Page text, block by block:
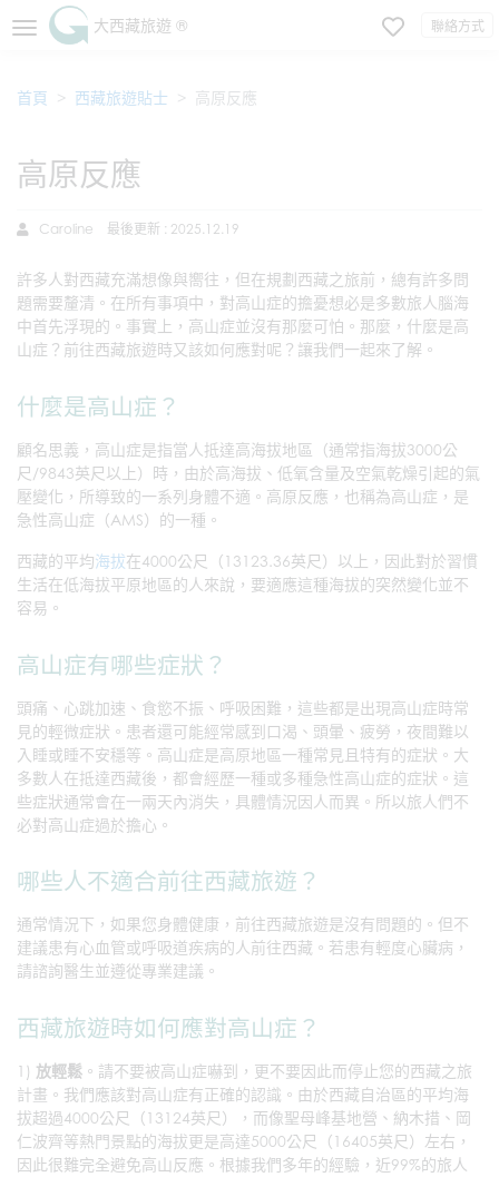
大西藏旅遊 ® 聯絡方式
首頁 西藏旅遊貼士 高原反應
高原反應
Caroline 最後更新 : 2025.12.19
許多人對西藏充滿想像與嚮往，但在規劃西藏之旅前，總有許多問
題需要釐清。在所有事項中，對高山症的擔憂想必是多數旅人腦海
中首先浮現的。事實上，高山症並沒有那麼可怕。那麼，什麼是高
山症？前往西藏旅遊時又該如何應對呢？讓我們一起來了解。
什麼是高山症？
顧名思義，高山症是指當人抵達高海拔地區（通常指海拔3000公
尺/9843英尺以上）時，由於高海拔、低氧含量及空氣乾燥引起的氣
壓變化，所導致的一系列身體不適。高原反應，也稱為高山症，是
急性高山症（AMS）的一種。
西藏的平均海拔在4000公尺（13123.36英尺）以上，因此對於習慣
生活在低海拔平原地區的人來說，要適應這種海拔的突然變化並不
容易。
高山症有哪些症狀？
頭痛、心跳加速、食慾不振、呼吸困難，這些都是出現高山症時常
見的輕微症狀。患者還可能經常感到口渴、頭暈、疲勞，夜間難以
入睡或睡不安穩等。高山症是高原地區一種常見且特有的症狀。大
多數人在抵達西藏後，都會經歷一種或多種急性高山症的症狀。這
些症狀通常會在一兩天內消失，具體情況因人而異。所以旅人們不
必對高山症過於擔心。
哪些人不適合前往西藏旅遊？
通常情況下，如果您身體健康，前往西藏旅遊是沒有問題的。但不
建議患有心血管或呼吸道疾病的人前往西藏。若患有輕度心臟病，
請諮詢醫生並遵從專業建議。
西藏旅遊時如何應對高山症？
1) 放輕鬆 。請不要被高山症嚇到，更不要因此而停止您的西藏之旅
計畫。我們應該對高山症有正確的認識。由於西藏自治區的平均海
拔超過4000公尺（13124英尺），而像聖母峰基地營、納木措、岡
仁波齊等熱門景點的海拔更是高達5000公尺（16405英尺）左右，
因此很難完全避免高山反應。根據我們多年的經驗，近99%的旅人